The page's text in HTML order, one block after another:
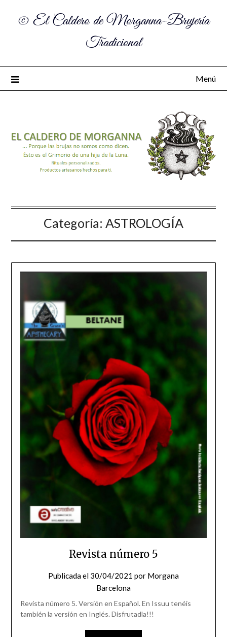
© El Caldero de Morganna-Brujería
Tradicional
Menú
Categoría: ASTROLOGÍA
Revista número 5
Publicada el 30/04/2021 por Morgana
Barcelona
Revista número 5. Versión en Español. En Issuu tenéis
también la versión en Inglés. Disfrutadla!!!